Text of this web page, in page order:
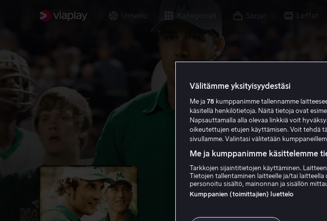
Urheilu Sarjat Leffat
Välitämme yksityisyydestäsi
Me ja 78 kumppanimme tallennamme
käsitellä henkilötietoja. Näitä tietoja ovat
Napsauttamalla alla olevaa linkkiä voit
oikeutettujen etujen käyttämisen. Voit tehdä
sivullamme. Valintasi välitetään
Me ja kumppanimme käsittelemme
Tarkkojen sijaintitietojen käyttäminen.
Tietojen tallentaminen laitteelle ja/tai
personoitu sisältö, mainonnan ja sisällön
Kumppanien (toimittajien) luettelo